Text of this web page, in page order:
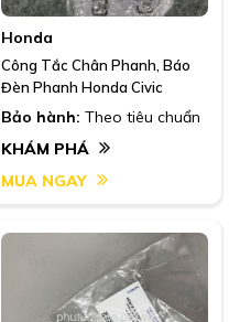
Honda
Công Tắc Chân Phanh, Báo
Đèn Phanh Honda Civic
Bảo hành: Theo tiêu chuẩn
KHÁM PHÁ
MUA NGAY